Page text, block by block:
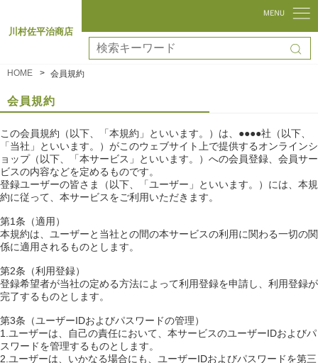
川村佐平治商店
HOME 会員規約
会員規約
この会員規約（以下、「本規約」といいます。）は、●●●●社（以下、
「当社」といいます。）がこのウェブサイト上で提供するオンラインシ
ョップ（以下、「本サービス」といいます。）への会員登録、会員サー
ビスの内容などを定めるものです。
登録ユーザーの皆さま（以下、「ユーザー」といいます。）には、本規
約に従って、本サービスをご利用いただきます。
第1条（適用）
本規約は、ユーザーと当社との間の本サービスの利用に関わる一切の関
係に適用されるものとします。
第2条（利用登録）
登録希望者が当社の定める方法によって利用登録を申請し、利用登録が
完了するものとします。
第3条（ユーザーIDおよびパスワードの管理）
1.ユーザーは、自己の責任において、本サービスのユーザーIDおよびパ
スワードを管理するものとします。
2.ユーザーは、いかなる場合にも、ユーザーIDおよびパスワードを第三